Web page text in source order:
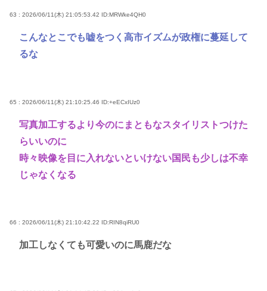
63 : 2026/06/11(木) 21:05:53.42 ID:MRWke4QH0
こんなとこでも嘘をつく高市イズムが政権に蔓延して
るな
65 : 2026/06/11(木) 21:10:25.46 ID:+eECxIUz0
写真加工するより今のにまともなスタイリストつけた
らいいのに
時々映像を目に入れないといけない国民も少しは不幸
じゃなくなる
66 : 2026/06/11(木) 21:10:42.22 ID:RIN8qiRU0
加工しなくても可愛いのに馬鹿だな